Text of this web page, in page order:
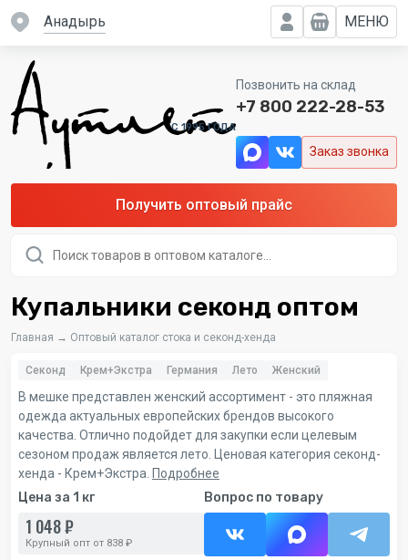
Анадырь МЕНЮ
C 1995 ГОДА
Позвонить на склад
+7 800 222-28-53
Заказ звонка
Получить оптовый прайс
товаров
Купальники секонд оптом
Главная → Оптовый каталог стока и секонд-хенда
Секонд Крем+Экстра Германия Лето Женский
В мешке представлен женский ассортимент - это пляжная
одежда актуальных европейских брендов высокого
качества. Отлично подойдет для закупки если целевым
сезоном продаж является лето. Ценовая категория секонд-
хенда - Крем+Экстра. Подробнее
Цена за 1 кг
1 048 ₽
Крупный опт от 838 ₽
Вопрос по товару